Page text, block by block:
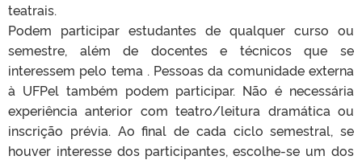
teatrais.
Podem participar estudantes de qualquer curso ou
semestre, além de docentes e técnicos que se
interessem pelo tema . Pessoas da comunidade externa
à UFPel também podem participar. Não é necessária
experiência anterior com teatro/leitura dramática ou
inscrição prévia. Ao final de cada ciclo semestral, se
houver interesse dos participantes, escolhe-se um dos